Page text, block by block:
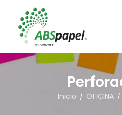
Inicio / OFICINA /